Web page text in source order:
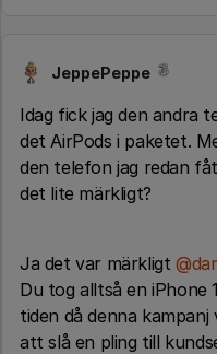
JeppePeppe
Idag fick jag den andra
det AirPods i paketet.
den telefon jag redan
det lite märkligt?
Ja det var märkligt
Du tog alltså en iPhone
tiden då denna
att slå en pling till